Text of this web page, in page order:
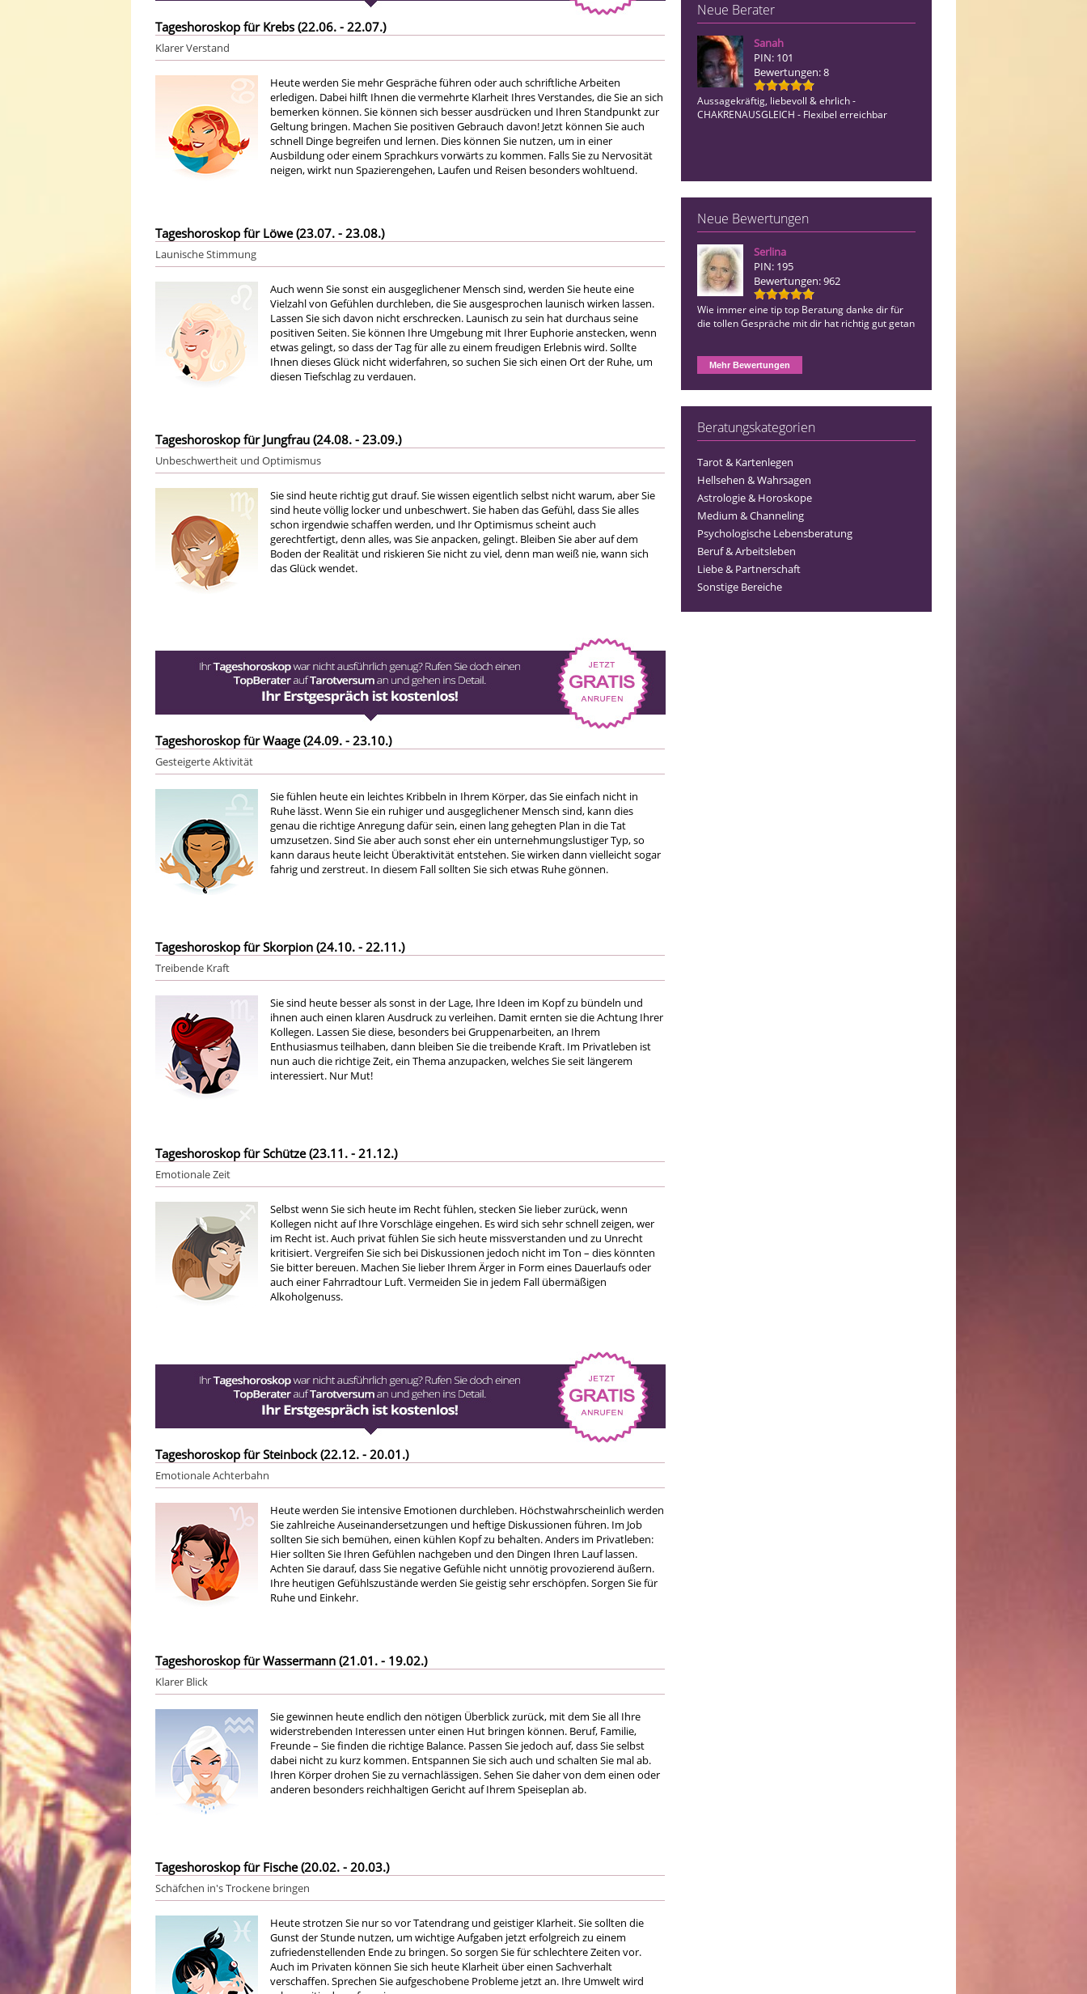
Neue Berater
Sanah
PIN: 101
Bewertungen: 8
Aussagekräftig, liebevoll & ehrlich -
CHAKRENAUSGLEICH - Flexibel erreichbar
Neue Bewertungen
Serlina
PIN: 195
Bewertungen: 962
Wie immer eine tip top Beratung danke dir für
die tollen Gespräche mit dir hat richtig gut getan
Mehr Bewertungen
Beratungskategorien
Tarot & Kartenlegen
Hellsehen & Wahrsagen
Astrologie & Horoskope
Medium & Channeling
Psychologische Lebensberatung
Beruf & Arbeitsleben
Liebe & Partnerschaft
Sonstige Bereiche
Tageshoroskop für Krebs (22.06. - 22.07.)
Klarer Verstand
Heute werden Sie mehr Gespräche führen oder auch schriftliche Arbeiten
erledigen. Dabei hilft Ihnen die vermehrte Klarheit Ihres Verstandes, die Sie an sich
bemerken können. Sie können sich besser ausdrücken und Ihren Standpunkt zur
Geltung bringen. Machen Sie positiven Gebrauch davon! Jetzt können Sie auch
schnell Dinge begreifen und lernen. Dies können Sie nutzen, um in einer
Ausbildung oder einem Sprachkurs vorwärts zu kommen. Falls Sie zu Nervosität
neigen, wirkt nun Spazierengehen, Laufen und Reisen besonders wohltuend.
Tageshoroskop für Löwe (23.07. - 23.08.)
Launische Stimmung
Auch wenn Sie sonst ein ausgeglichener Mensch sind, werden Sie heute eine
Vielzahl von Gefühlen durchleben, die Sie ausgesprochen launisch wirken lassen.
Lassen Sie sich davon nicht erschrecken. Launisch zu sein hat durchaus seine
positiven Seiten. Sie können Ihre Umgebung mit Ihrer Euphorie anstecken, wenn
etwas gelingt, so dass der Tag für alle zu einem freudigen Erlebnis wird. Sollte
Ihnen dieses Glück nicht widerfahren, so suchen Sie sich einen Ort der Ruhe, um
diesen Tiefschlag zu verdauen.
Tageshoroskop für Jungfrau (24.08. - 23.09.)
Unbeschwertheit und Optimismus
Sie sind heute richtig gut drauf. Sie wissen eigentlich selbst nicht warum, aber Sie
sind heute völlig locker und unbeschwert. Sie haben das Gefühl, dass Sie alles
schon irgendwie schaffen werden, und Ihr Optimismus scheint auch
gerechtfertigt, denn alles, was Sie anpacken, gelingt. Bleiben Sie aber auf dem
Boden der Realität und riskieren Sie nicht zu viel, denn man weiß nie, wann sich
das Glück wendet.
Tageshoroskop für Waage (24.09. - 23.10.)
Gesteigerte Aktivität
Sie fühlen heute ein leichtes Kribbeln in Ihrem Körper, das Sie einfach nicht in
Ruhe lässt. Wenn Sie ein ruhiger und ausgeglichener Mensch sind, kann dies
genau die richtige Anregung dafür sein, einen lang gehegten Plan in die Tat
umzusetzen. Sind Sie aber auch sonst eher ein unternehmungslustiger Typ, so
kann daraus heute leicht Überaktivität entstehen. Sie wirken dann vielleicht sogar
fahrig und zerstreut. In diesem Fall sollten Sie sich etwas Ruhe gönnen.
Tageshoroskop für Skorpion (24.10. - 22.11.)
Treibende Kraft
Sie sind heute besser als sonst in der Lage, Ihre Ideen im Kopf zu bündeln und
ihnen auch einen klaren Ausdruck zu verleihen. Damit ernten sie die Achtung Ihrer
Kollegen. Lassen Sie diese, besonders bei Gruppenarbeiten, an Ihrem
Enthusiasmus teilhaben, dann bleiben Sie die treibende Kraft. Im Privatleben ist
nun auch die richtige Zeit, ein Thema anzupacken, welches Sie seit längerem
interessiert. Nur Mut!
Tageshoroskop für Schütze (23.11. - 21.12.)
Emotionale Zeit
Selbst wenn Sie sich heute im Recht fühlen, stecken Sie lieber zurück, wenn
Kollegen nicht auf Ihre Vorschläge eingehen. Es wird sich sehr schnell zeigen, wer
im Recht ist. Auch privat fühlen Sie sich heute missverstanden und zu Unrecht
kritisiert. Vergreifen Sie sich bei Diskussionen jedoch nicht im Ton – dies könnten
Sie bitter bereuen. Machen Sie lieber Ihrem Ärger in Form eines Dauerlaufs oder
auch einer Fahrradtour Luft. Vermeiden Sie in jedem Fall übermäßigen
Alkoholgenuss.
Tageshoroskop für Steinbock (22.12. - 20.01.)
Emotionale Achterbahn
Heute werden Sie intensive Emotionen durchleben. Höchstwahrscheinlich werden
Sie zahlreiche Auseinandersetzungen und heftige Diskussionen führen. Im Job
sollten Sie sich bemühen, einen kühlen Kopf zu behalten. Anders im Privatleben:
Hier sollten Sie Ihren Gefühlen nachgeben und den Dingen Ihren Lauf lassen.
Achten Sie darauf, dass Sie negative Gefühle nicht unnötig provozierend äußern.
Ihre heutigen Gefühlszustände werden Sie geistig sehr erschöpfen. Sorgen Sie für
Ruhe und Einkehr.
Tageshoroskop für Wassermann (21.01. - 19.02.)
Klarer Blick
Sie gewinnen heute endlich den nötigen Überblick zurück, mit dem Sie all Ihre
widerstrebenden Interessen unter einen Hut bringen können. Beruf, Familie,
Freunde – Sie finden die richtige Balance. Passen Sie jedoch auf, dass Sie selbst
dabei nicht zu kurz kommen. Entspannen Sie sich auch und schalten Sie mal ab.
Ihren Körper drohen Sie zu vernachlässigen. Sehen Sie daher von dem einen oder
anderen besonders reichhaltigen Gericht auf Ihrem Speiseplan ab.
Tageshoroskop für Fische (20.02. - 20.03.)
Schäfchen in's Trockene bringen
Heute strotzen Sie nur so vor Tatendrang und geistiger Klarheit. Sie sollten die
Gunst der Stunde nutzen, um wichtige Aufgaben jetzt erfolgreich zu einem
zufriedenstellenden Ende zu bringen. So sorgen Sie für schlechtere Zeiten vor.
Auch im Privaten können Sie sich heute Klarheit über einen Sachverhalt
verschaffen. Sprechen Sie aufgeschobene Probleme jetzt an. Ihre Umwelt wird